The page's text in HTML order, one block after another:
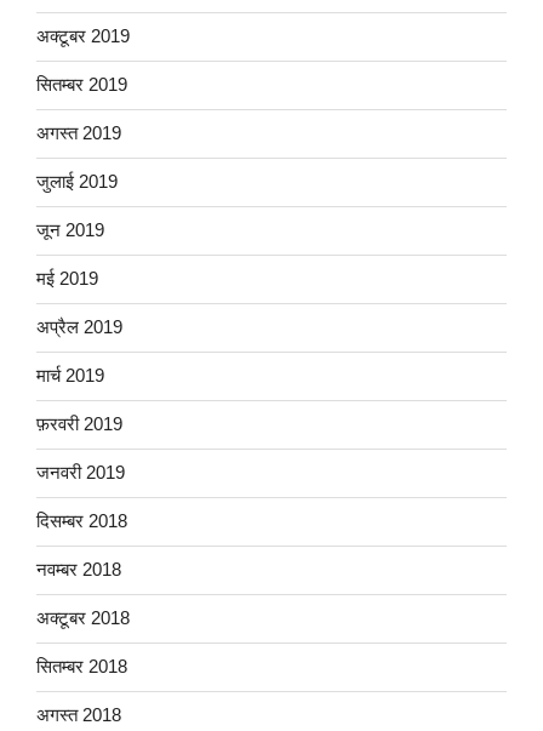
अक्टूबर 2019
सितम्बर 2019
अगस्त 2019
जुलाई 2019
जून 2019
मई 2019
अप्रैल 2019
मार्च 2019
फ़रवरी 2019
जनवरी 2019
दिसम्बर 2018
नवम्बर 2018
अक्टूबर 2018
सितम्बर 2018
अगस्त 2018